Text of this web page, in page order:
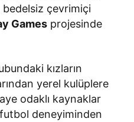
bedelsiz çevrimiçi
Games projesinde
kızların
yerel kulüplere
odaklı kaynaklar
deneyiminden